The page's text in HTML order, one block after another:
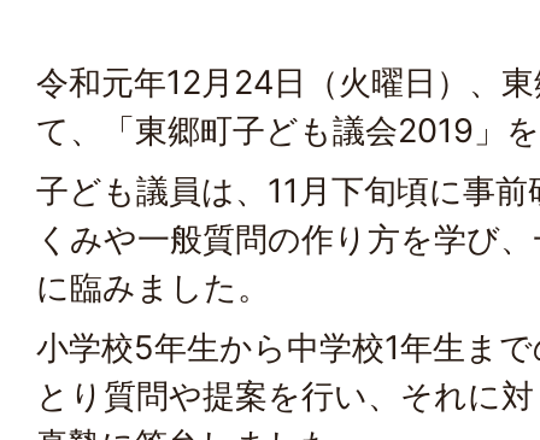
令和元年12月24日（火曜日）、
て、「東郷町子ども議会2019」
子ども議員は、11月下旬頃に事
くみや一般質問の作り方を学び
に臨みました。
小学校5年生から中学校1年生ま
とり質問や提案を行い、それに